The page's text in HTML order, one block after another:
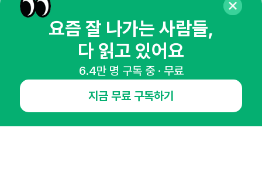
뉴스레터 구독하기
오픈애즈란
요즘 잘 나가는 사람들,
다 읽고 있어요
6.4만 명 구독 중 · 무료
지금 무료 구독하기